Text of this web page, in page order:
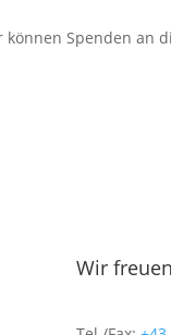
können Spenden an
Wir